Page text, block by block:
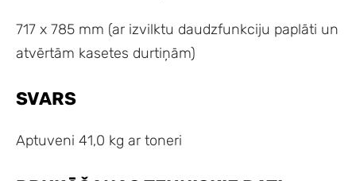
717 x 785 mm (ar izvilktu daudzfunkciju paplāti un
atvērtām kasetes durtiņām)
SVARS
Aptuveni 41,0 kg ar toneri